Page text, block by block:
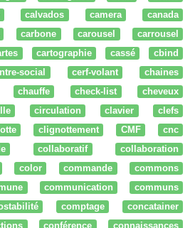
calvados camera
canada
carbone carousel
carrousel
cartographie cassé
cbind
social cerf-volant
chaines
chauffe check-list
cheveux
circulation clavier
clefs
clignottement CMF
cnc
collaboratif
collaboration
color commande
commons
communication
communs
comptage
concatainer